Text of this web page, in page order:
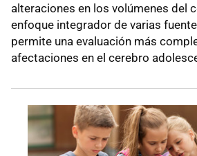
alteraciones en los volúmenes del
enfoque integrador de varias
permite una evaluación más
afectaciones en el cerebro